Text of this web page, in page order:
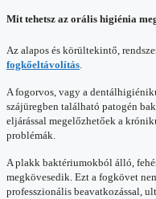
Mit tehetsz az orális higiénia
Az alapos és körültekintő,
fogkőeltávolítás.
A fogorvos, vagy a
szájüregben található patogén
eljárással megelőzhetőek a
problémák.
A plakk baktériumokból álló,
megkövesedik. Ezt a fogkövet
professzionális beavatkozással,